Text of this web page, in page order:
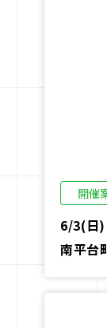
開催
6/3(日)
南平台